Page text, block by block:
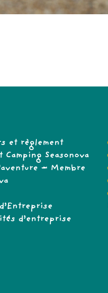
et règlement
Camping Seasonova
– Membre
d’entreprise